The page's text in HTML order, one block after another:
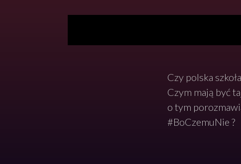
Czy polska
Czym mają być
o tym
#BoCzemuNie ?